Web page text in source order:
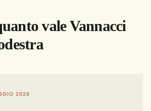
vale Vannacci
2026